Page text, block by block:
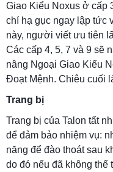
Giao Kiểu Noxus ở cấp
chí hạ gục ngay lập tức
này, người viết ưu tiên
Các cấp 4, 5, 7 và 9 sẽ
nâng Ngoại Giao Kiểu
Đoạt Mệnh. Chiêu cuối
Trang bị
Trang bị của Talon tất
để đảm bảo nhiệm vụ:
năng để đào thoát sau
do đó nếu đã không thể